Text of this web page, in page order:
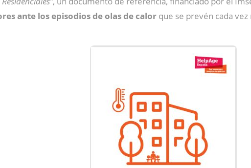
ante los episodios de olas de calor que se prevén cada